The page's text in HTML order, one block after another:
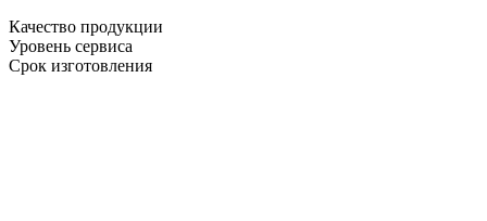
Качество продукции
Уровень сервиса
Срок изготовления